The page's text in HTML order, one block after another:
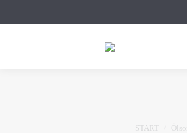
Sie befinden
START